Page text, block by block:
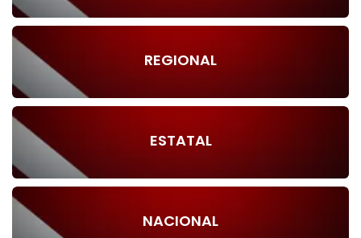
REGIONAL
ESTATAL
NACIONAL